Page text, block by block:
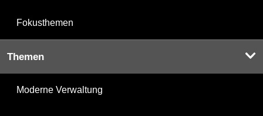
Fokusthemen
Themen
Moderne Verwaltung